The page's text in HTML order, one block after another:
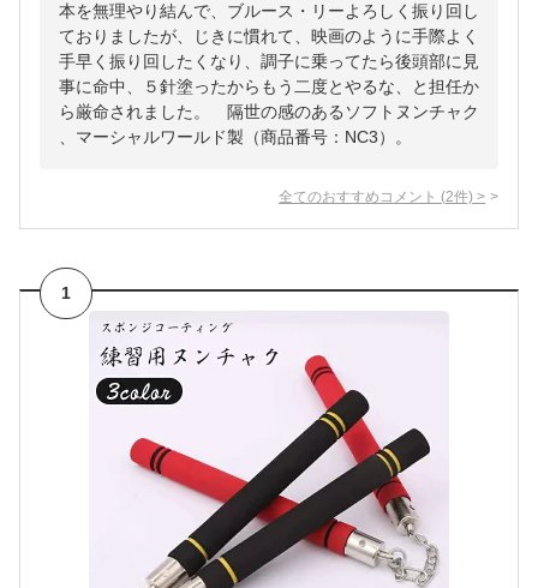
本を無理やり結んで、ブルース・リーよろしく振り回し
ておりましたが、じきに慣れて、映画のように手際よく
手早く振り回したくなり、調子に乗ってたら後頭部に見
事に命中、５針塗ったからもう二度とやるな、と担任か
ら厳命されました。 隔世の感のあるソフトヌンチャク
、マーシャルワールド製（商品番号：NC3）。
全てのおすすめコメント (2件) >
1